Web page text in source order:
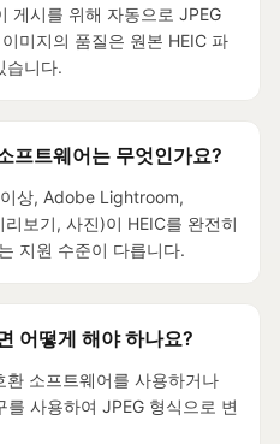
게시를 위해 자동으로 JPEG
미지의 품질은 원본 HEIC 파
습니다.
프트웨어는 무엇인가요?
상, Adobe Lightroom,
보기, 사진)이 HEIC를 완전히
지원 수준이 다릅니다.
어떻게 해야 하나요?
환 소프트웨어를 사용하거나
사용하여 JPEG 형식으로 변